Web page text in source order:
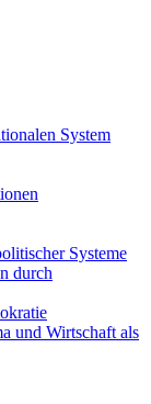
System
Systeme
durch
und Wirtschaft als